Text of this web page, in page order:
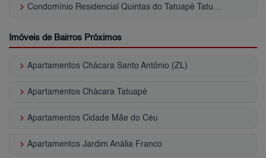
keyboard_arrow_right Condomínio Residencial Quintas do Tatuapé Tatuapé
Imóveis de Bairros Próximos
keyboard_arrow_right Apartamentos Chácara Santo Antônio (ZL)
keyboard_arrow_right Apartamentos Chácara Tatuapé
keyboard_arrow_right Apartamentos Cidade Mãe do Céu
keyboard_arrow_right Apartamentos Jardim Anália Franco